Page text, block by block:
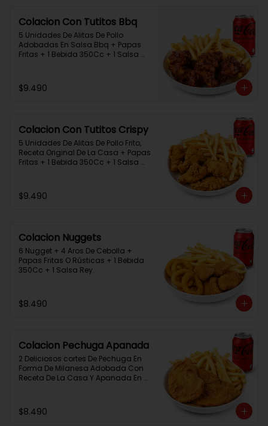
Colacion Con Tutitos Bbq
5 Unidades De Alitas De Pollo
Adobadas En Salsa Bbq + Papas
Fritas + 1 Bebida 350Cc + 1 Salsa
$9.490
Colacion Con Tutitos Crispy
5 Unidades De Alitas De Pollo Frito,
Receta Original De La Casa + Papas
Fritas + 1 Bebida 350Cc + 1 Salsa
$9.490
Colacion Nuggets
6 Nugget + 4 Aros De Cebolla +
Papas Fritas O Rústicas + 1 Bebida
350Cc + 1 Salsa Rey.
$8.490
Colacion Pechuga Apanada
2 Deliciosos cortes De Pechuga En
Forma De Milanesa Adobada Con
Receta De La Casa Y Apanada En
$8.490